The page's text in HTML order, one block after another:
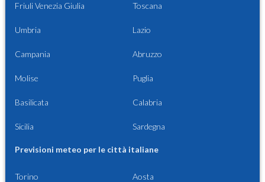
Friuli Venezia Giulia Toscana
Umbria Lazio
Campania Abruzzo
Molise Puglia
Basilicata Calabria
Sicilia Sardegna
Previsioni meteo per le città italiane
Torino Aosta